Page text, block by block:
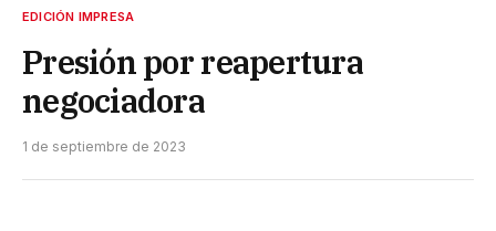
EDICIÓN IMPRESA
Presión por reapertura
negociadora
1 de septiembre de 2023